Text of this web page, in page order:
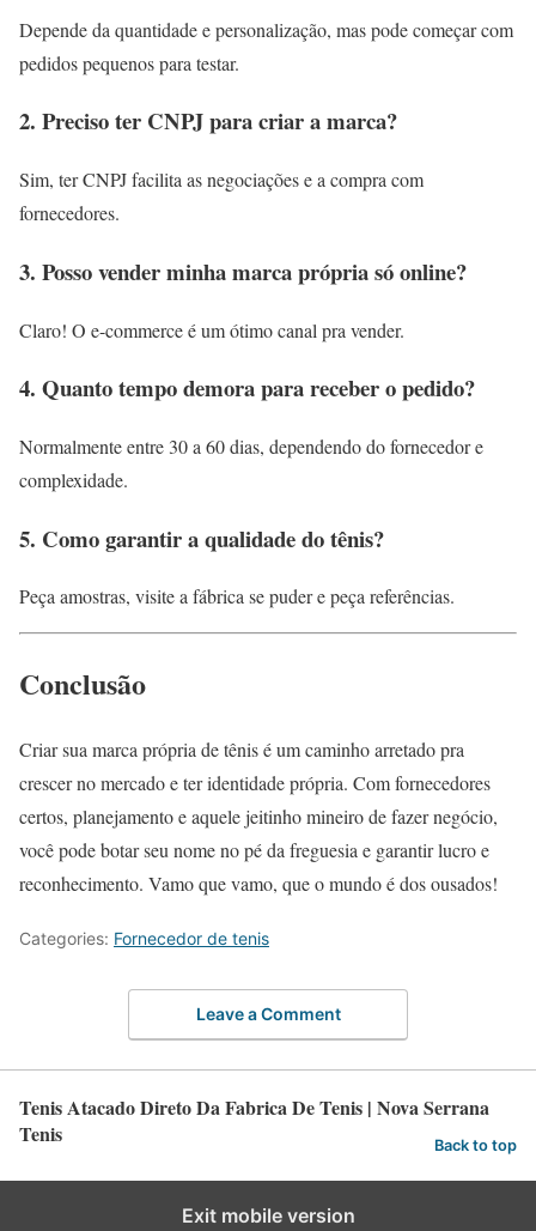
Depende da quantidade e personalização, mas pode começar com
pedidos pequenos para testar.
2. Preciso ter CNPJ para criar a marca?
Sim, ter CNPJ facilita as negociações e a compra com
fornecedores.
3. Posso vender minha marca própria só online?
Claro! O e-commerce é um ótimo canal pra vender.
4. Quanto tempo demora para receber o pedido?
Normalmente entre 30 a 60 dias, dependendo do fornecedor e
complexidade.
5. Como garantir a qualidade do tênis?
Peça amostras, visite a fábrica se puder e peça referências.
Conclusão
Criar sua marca própria de tênis é um caminho arretado pra
crescer no mercado e ter identidade própria. Com fornecedores
certos, planejamento e aquele jeitinho mineiro de fazer negócio,
você pode botar seu nome no pé da freguesia e garantir lucro e
reconhecimento. Vamo que vamo, que o mundo é dos ousados!
Categories: Fornecedor de tenis
Leave a Comment
Tenis Atacado Direto Da Fabrica De Tenis | Nova Serrana
Tenis
Back to top
Exit mobile version